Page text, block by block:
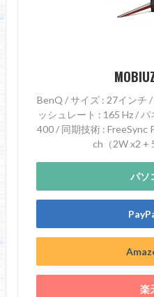
BenQ / サイズ : 27インチ
ッシュレート : 165 Hz / パ
400 / 同期技術 : FreeSync
ch（2W x2 +
パソ
楽